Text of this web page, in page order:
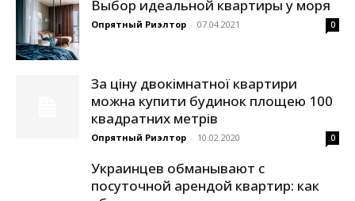
Выбор идеальной квартиры у моря
Опрятный Риэлтор - 07.04.2021 0
За ціну двокімнатної квартири
можна купити будинок площею 100
квадратних метрів
Опрятный Риэлтор - 10.02.2020 0
Украинцев обманывают с
посуточной арендой квартир: как